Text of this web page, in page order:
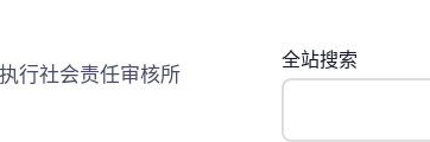
行社会责任审核所
全站搜索